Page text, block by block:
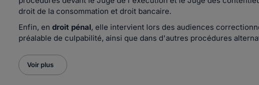
droit de la consommation et droit bancaire.
Enfin, en droit pénal, elle intervient lors des audiences
préalable de culpabilité, ainsi que dans d'autres procédures
Voir plus